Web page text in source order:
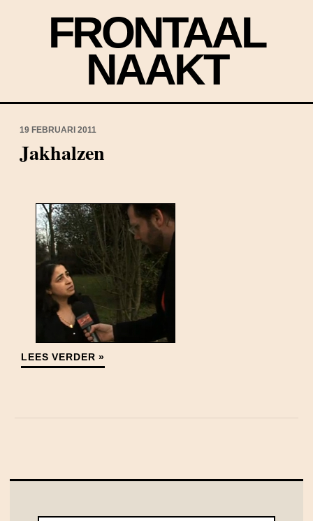
FRONTAAL
NAAKT
19 FEBRUARI 2011
Jakhalzen
LEES VERDER »